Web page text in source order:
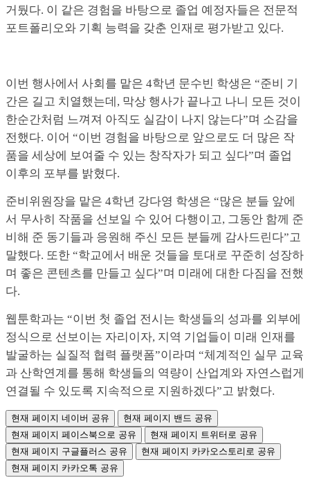
거뒀다. 이 같은 경험을 바탕으로 졸업 예정자들은 전문적
포트폴리오와 기획 능력을 갖춘 인재로 평가받고 있다.
이번 행사에서 사회를 맡은 4학년 문수빈 학생은 “준비 기
간은 길고 치열했는데, 막상 행사가 끝나고 나니 모든 것이
한순간처럼 느껴져 아직도 실감이 나지 않는다”며 소감을
전했다. 이어 “이번 경험을 바탕으로 앞으로도 더 많은 작
품을 세상에 보여줄 수 있는 창작자가 되고 싶다”며 졸업
이후의 포부를 밝혔다.
준비위원장을 맡은 4학년 강다영 학생은 “많은 분들 앞에
서 무사히 작품을 선보일 수 있어 다행이고, 그동안 함께 준
비해 준 동기들과 응원해 주신 모든 분들께 감사드린다”고
말했다. 또한 “학교에서 배운 것들을 토대로 꾸준히 성장하
며 좋은 콘텐츠를 만들고 싶다”며 미래에 대한 다짐을 전했
다.
웹툰학과는 “이번 첫 졸업 전시는 학생들의 성과를 외부에
정식으로 선보이는 자리이자, 지역 기업들이 미래 인재를
발굴하는 실질적 협력 플랫폼”이라며 “체계적인 실무 교육
과 산학연계를 통해 학생들의 역량이 산업계와 자연스럽게
연결될 수 있도록 지속적으로 지원하겠다”고 밝혔다.
현재 페이지 네이버 공유
현재 페이지 밴드 공유
현재 페이지 페이스북으로 공유
현재 페이지 트위터로 공유
현재 페이지 구글플러스 공유
현재 페이지 카카오스토리로 공유
현재 페이지 카카오톡 공유